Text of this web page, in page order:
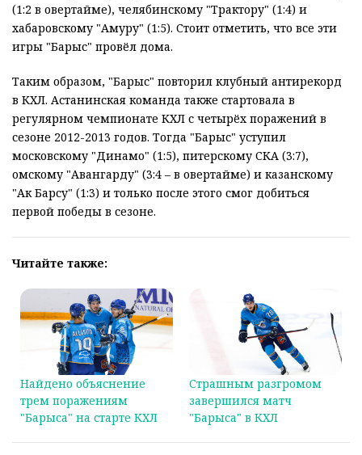
(1:2 в овертайме), челябинскому "Трактору" (1:4) и
хабаровскому "Амуру" (1:5). Стоит отметить, что все эти
игры "Барыс" провёл дома.
Таким образом, "Барыс" повторил клубный антирекорд
в КХЛ. Астанинская команда также стартовала в
регулярном чемпионате КХЛ с четырёх поражений в
сезоне 2012-2013 годов. Тогда "Барыс" уступил
московскому "Динамо" (1:5), питерскому СКА (3:7),
омскому "Авангарду" (3:4 – в овертайме) и казанскому
"Ак Барсу" (1:3) и только после этого смог добиться
первой победы в сезоне.
Читайте также:
Найдено объяснение
трем поражениям
"Барыса" на старте КХЛ
Страшным разгромом
завершился матч
"Барыса" в КХЛ